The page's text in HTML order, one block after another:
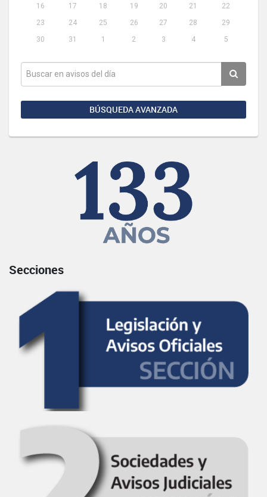
16
17 18 19 20 21
22
23
24 25 26 27 28
29
30
31 1 2 3 4 5
BÚSQUEDA AVANZADA
Secciones